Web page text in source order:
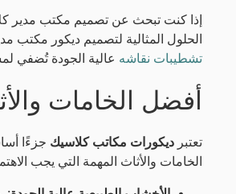
إذا كنت تبحث عن تصميم مكتب مدير
الحلول المثالية لتصميم ديكور مكتب
تشطيبات نقاشه عالية الجودة تُضفي
أفضل الخامات
تعتبرديكورات مكاتب كلاسيك جزءًا
الخامات والأثاث المهمة التي يجب